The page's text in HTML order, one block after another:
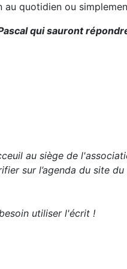
quotidien ou
qui sauront
au siège de
sur l’agenda du site du
utiliser l'écrit !